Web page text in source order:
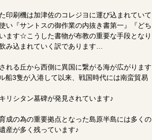
印刷機は加津佐のコレジヨに運び込まれていて
い『サントスの御作業の内抜き書第一』『どち
ます☆こうした書物が布教の重要な手段となり
み込まれていく訳であります…
れる丘から西側に異国に繋がる海が広がります
船3隻が入港して以来、戦国時代には南蛮貿易
リシタン墓碑が発見されています♪
成の為の重要拠点となった島原半島には多くの
産が多く残っています♪